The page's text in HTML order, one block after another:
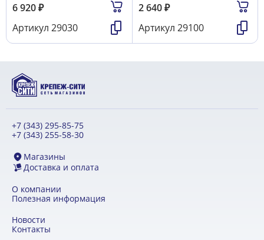
6 920₽
Артикул 29030
2 640₽
Артикул 29100
+7 (343) 295-85-75
+7 (343) 255-58-30
Магазины
Доставка и оплата
О компании
Полезная информация
Новости
Контакты